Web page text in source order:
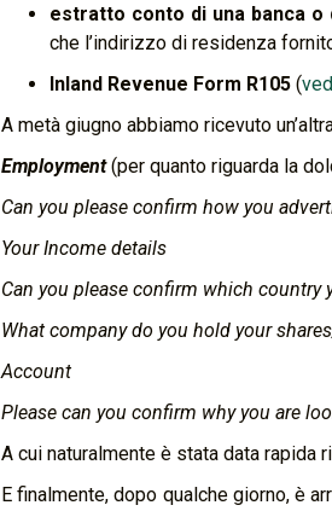
estratto conto di una banca
che l’indirizzo di residenza
Inland Revenue Form R105 (
A metà giugno abbiamo ricevuto
Employment(per quanto riguarda la
Can you please confirm how you
Your Income details
Can you please confirm which
What company do you hold your
Account
Please can you confirm why you are
A cui naturalmente è stata data rapida
E finalmente, dopo qualche giorno, è